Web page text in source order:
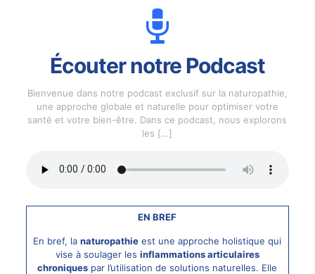
Écouter notre Podcast
Bienvenue dans notre podcast exclusif sur la naturopathie,
une approche globale et naturelle pour optimiser votre
santé et votre bien-être. Dans ce podcast, nous explorons
les […]
EN BREF
En bref, lanaturopathie est une approche holistique qui
vise à soulager les inflammations articulaires
chroniques par l’utilisation de solutions naturelles. Elle